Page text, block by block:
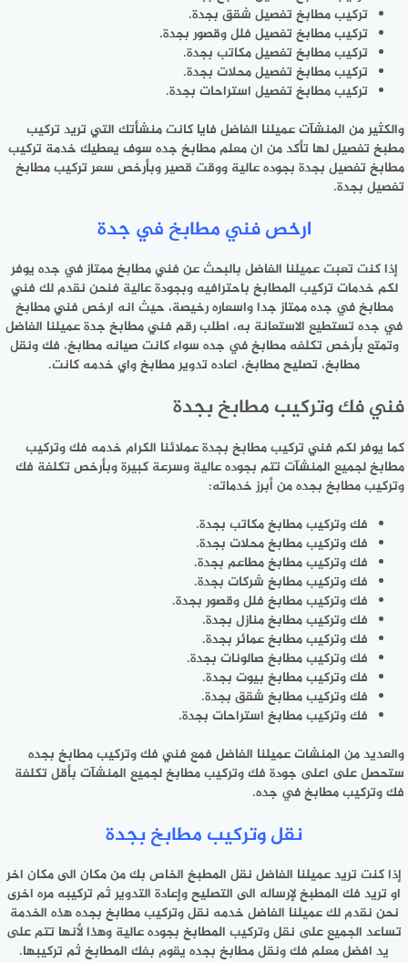
تركيب مطابخ تفصيل شقق بجدة.
تركيب مطابخ تفصيل فلل وقصور بجدة.
تركيب مطابخ تفصيل مكاتب بجدة.
تركيب مطابخ تفصيل محلات بجدة.
تركيب مطابخ تفصيل استراحات بجدة.
والكثير من المنشآت عميلنا الفاضل فايا كانت منشأتك التي تريد تركيب
مطبخ تفصيل لها تأكد من ان معلم مطابخ جده سوف يعطيك خدمة تركيب
مطابخ تفصيل بجدة بجوده عالية ووقت قصير وبأرخص سعر تركيب مطابخ
تفصيل بجدة.
ارخص فني مطابخ في جدة
إذا كنت تعبت عميلنا الفاضل بالبحث عن فني مطابخ ممتاز في جده يوفر
لكم خدمات تركيب المطابخ باحترافيه وبجودة عالية فنحن نقدم لك فني
مطابخ في جده ممتاز جدا واسعاره رخيصة، حيث انه ارخص فني مطابخ
في جده تستطيع الاستعانة به، اطلب رقم فني مطابخ جدة عميلنا الفاضل
وتمتع بأرخص تكلفه مطابخ في جده سواء كانت صيانه مطابخ، فك ونقل
مطابخ، تصليح مطابخ، اعاده تدوير مطابخ واي خدمه كانت.
فني فك وتركيب مطابخ بجدة
كما يوفر لكم فني تركيب مطابخ بجدة عملائنا الكرام خدمه فك وتركيب
مطابخ لجميع المنشآت تتم بجوده عالية وسرعة كبيرة وبأرخص تكلفة فك
وتركيب مطابخ بجده من أبرز خدماته:
فك وتركيب مطابخ مكاتب بجدة.
فك وتركيب مطابخ محلات بجدة.
فك وتركيب مطابخ مطاعم بجدة.
فك وتركيب مطابخ شركات بجدة.
فك وتركيب مطابخ فلل وقصور بجدة.
فك وتركيب مطابخ منازل بجدة.
فك وتركيب مطابخ عمائر بجدة.
فك وتركيب مطابخ صالونات بجدة.
فك وتركيب مطابخ بيوت بجدة.
فك وتركيب مطابخ شقق بجدة.
فك وتركيب مطابخ استراحات بجدة.
والعديد من المنشات عميلنا الفاضل فمع فني فك وتركيب مطابخ بجده
ستحصل على اعلى جودة فك وتركيب مطابخ لجميع المنشآت بأقل تكلفة
فك وتركيب مطابخ في جده.
نقل وتركيب مطابخ بجدة
إذا كنت تريد عميلنا الفاضل نقل المطبخ الخاص بك من مكان الى مكان اخر
او تريد فك المطبخ لإرساله الى التصليح وإعادة التدوير ثم تركيبه مره اخرى
نحن نقدم لك عميلنا الفاضل خدمه نقل وتركيب مطابخ بجده هذه الخدمة
تساعد الجميع على نقل وتركيب المطابخ بجوده عالية وهذا لأنها تتم على
يد افضل معلم فك ونقل مطابخ بجده يقوم بفك المطابخ ثم تركيبها.